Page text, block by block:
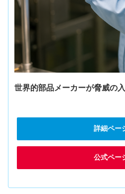
世界的部品メーカーが脅威の
詳細ペー
公式ペー